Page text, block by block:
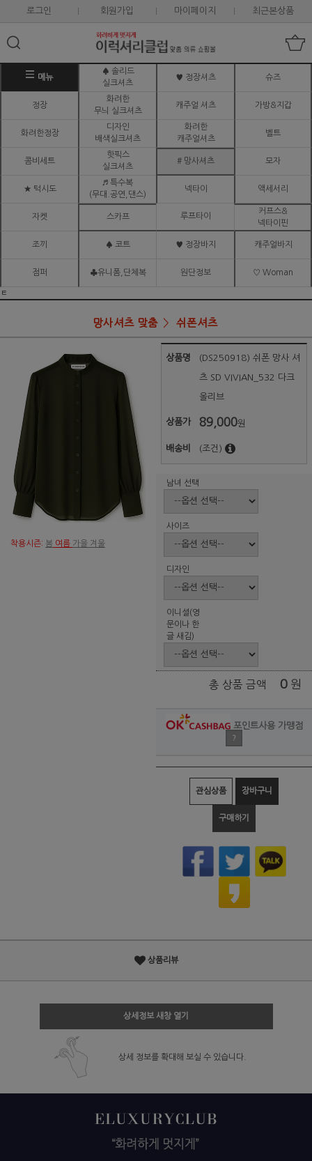
로그인 회원가입 마이페이지 최근본상품
메뉴
♠ 솔리드
실크셔츠
♥ 정장셔츠 슈즈
정장
화려한
무늬 실크셔츠
캐주얼 셔츠 가방&지갑
화려한정장
디자인
배색실크셔츠
화려한
캐주얼셔츠
벨트
콤비세트
핫픽스
실크셔츠
# 망사셔츠 모자
★ 턱시도
♬ 특수복
(무대.공연,댄스)
넥타이 액세서리
자켓 스카프 루프타이
커프스&
넥타이핀
조끼 ♠ 코트 ♥ 정장바지 캐주얼바지
점퍼 ♣유니폼,단체복 원단정보 ♡ Woman
ㅌ
망사셔츠 맞춤 쉬폰셔츠
착용시즌: 봄 여름 가을 겨울
상품명 (DS250918) 쉬폰 망사 셔
츠 SD VIVIAN_532 다크
올리브
상품가 89,000원
배송비 (조건)
남녀 선택
사이즈
디자인
이니셜(영
문이나 한
글 새김)
총 상품 금액 0 원
포인트사용 가맹점
?
관심상품 장바구니
구매하기
상품리뷰
상세정보 새창 열기
상세 정보를 확대해 보실 수 있습니다.